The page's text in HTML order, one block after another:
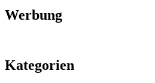
Werbung
Kategorien